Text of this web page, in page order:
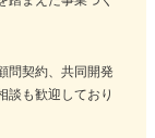
問契約、共同開発
談も歓迎しており